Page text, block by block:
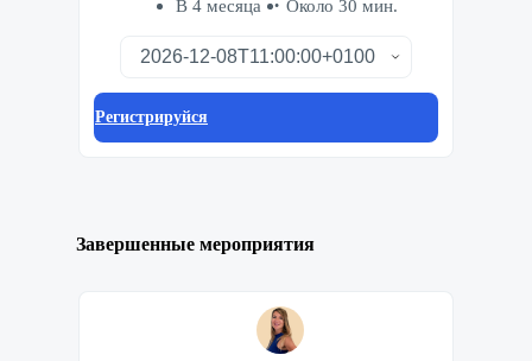
В 4 месяца Около 30 мин.
Регистрируйся
Завершенные мероприятия